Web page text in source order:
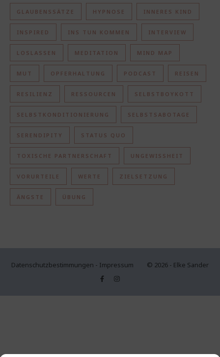
GLAUBENSSÄTZE HYPNOSE INNERES KIND
INSPIRED INS TUN KOMMEN INTERVIEW
LOSLASSEN MEDITATION MIND MAP
MUT OPFERHALTUNG PODCAST REISEN
RESILIENZ RESSOURCEN SELBSTBOYKOTT
SELBSTKONDITIONIERUNG SELBSTSABOTAGE
SERENDIPITY STATUS QUO
TOXISCHE PARTNERSCHAFT UNGEWISSHEIT
VORURTEILE WERTE ZIELSETZUNG
ÄNGSTE ÜBUNG
Datenschutzbestimmungen - Impressum © 2026 - Elke Sander